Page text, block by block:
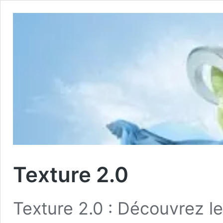
Texture 2.0
Texture 2.0 : Découvrez